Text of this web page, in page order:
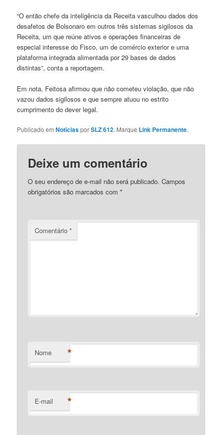
“O então chefe da inteligência da Receita vasculhou dados dos
desafetos de Bolsonaro em outros três sistemas sigilosos da
Receita, um que reúne ativos e operações financeiras de
especial interesse do Fisco, um de comércio exterior e uma
plataforma integrada alimentada por 29 bases de dados
distintas”, conta a reportagem.
Em nota, Feitosa afirmou que não cometeu violação, que não
vazou dados sigilosos e que sempre atuou no estrito
cumprimento do dever legal.
Publicado emNotíciasporSLZ 612. Marque Link Permanente.
Deixe um comentário
O seu endereço de e-mail não será publicado. Campos
obrigatórios são marcados com*
Comentário*
Nome *
E-mail *